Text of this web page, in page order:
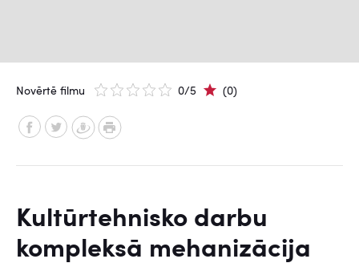
Novērtē filmu 0/5 (0)
Kultūrtehnisko darbu
kompleksā mehanizācija